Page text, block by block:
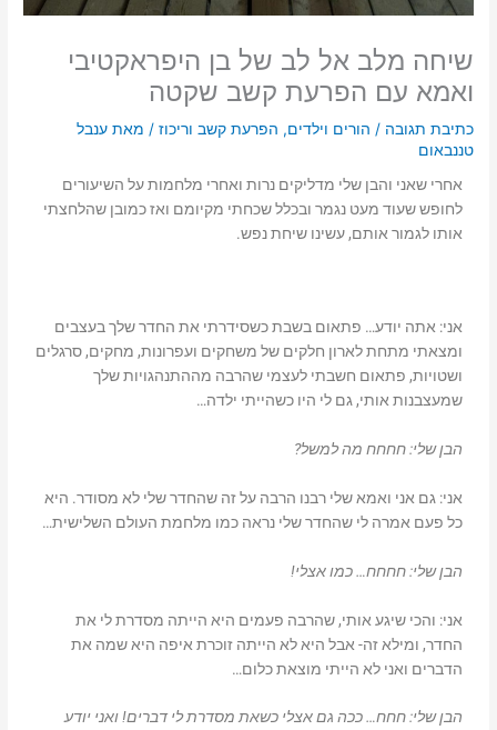
שיחה מלב אל לב של בן היפראקטיבי
ואמא עם הפרעת קשב שקטה
כתיבת תגובה / הורים וילדים, הפרעת קשב וריכוז / מאתענבל
טננבאום
אחרי שאני והבן שלי מדליקים נרות ואחרי מלחמות על השיעורים
לחופש שעוד מעט נגמר ובכלל שכחתי מקיומם ואז כמובן שהלחצתי
אותו לגמור אותם, עשינו שיחת נפש.
אני: אתה יודע… פתאום בשבת כשסידרתי את החדר שלך בעצבים
ומצאתי מתחת לארון חלקים של משחקים ועפרונות, מחקים, סרגלים
ושטויות, פתאום חשבתי לעצמי שהרבה מההתנהגויות שלך
שמעצבנות אותי, גם לי היו כשהייתי ילדה…
הבן שלי: חחחח מה למשל?
אני: גם אני ואמא שלי רבנו הרבה על זה שהחדר שלי לא מסודר. היא
כל פעם אמרה לי שהחדר שלי נראה כמו מלחמת העולם השלישית…
הבן שלי: חחחח… כמו אצלי!
אני: והכי שיגע אותי, שהרבה פעמים היא הייתה מסדרת לי את
החדר, ומילא זה- אבל היא לא הייתה זוכרת איפה היא שמה את
הדברים ואני לא הייתי מוצאת כלום…
הבן שלי: חחח… ככה גם אצלי כשאת מסדרת לי דברים! ואני יודע